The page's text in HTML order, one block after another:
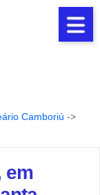
Camboriú ->
em